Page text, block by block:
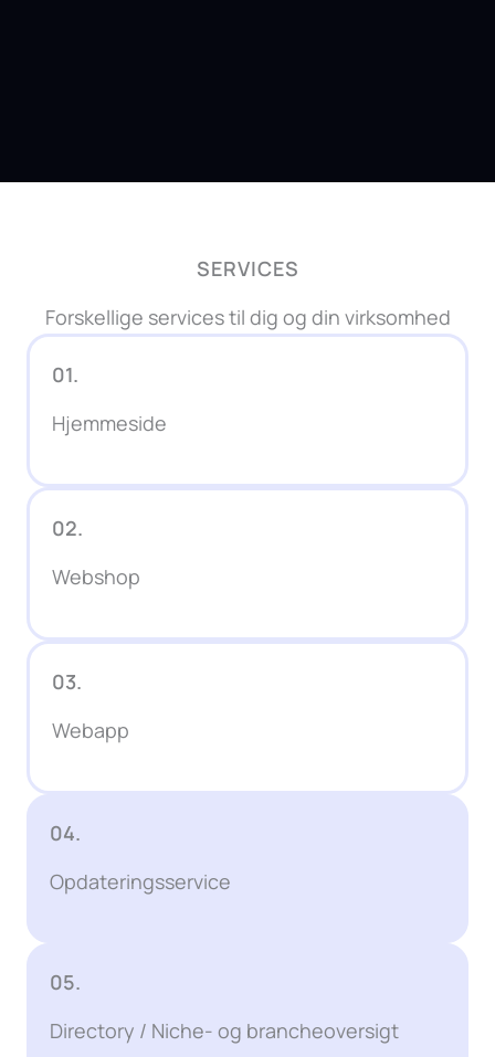
SERVICES
Forskellige services til dig og din virksomhed
01.
Hjemmeside
02.
Webshop
03.
Webapp
04.
Opdateringsservice
05.
Directory / Niche- og brancheoversigt